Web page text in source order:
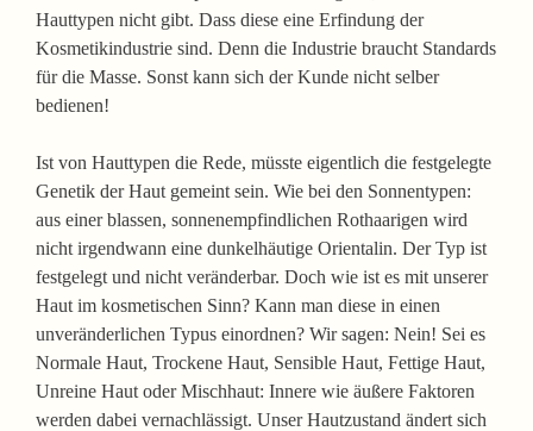
Hauttypen nicht gibt. Dass diese eine Erfindung der
Kosmetikindustrie sind. Denn die Industrie braucht Standards
für die Masse. Sonst kann sich der Kunde nicht selber
bedienen!
Ist von Hauttypen die Rede, müsste eigentlich die festgelegte
Genetik der Haut gemeint sein. Wie bei den Sonnentypen:
aus einer blassen, sonnenempfindlichen Rothaarigen wird
nicht irgendwann eine dunkelhäutige Orientalin. Der Typ ist
festgelegt und nicht veränderbar. Doch wie ist es mit unserer
Haut im kosmetischen Sinn? Kann man diese in einen
unveränderlichen Typus einordnen? Wir sagen: Nein! Sei es
Normale Haut, Trockene Haut, Sensible Haut, Fettige Haut,
Unreine Haut oder Mischhaut: Innere wie äußere Faktoren
werden dabei vernachlässigt. Unser Hautzustand ändert sich